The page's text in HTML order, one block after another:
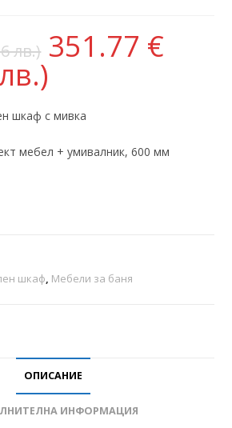
лв.) 351.77 €
шкаф с мивка
мебел + умивалник, 600 мм
шкаф, Мебели за баня
ОПИСАНИЕ
ИНФОРМАЦИЯ